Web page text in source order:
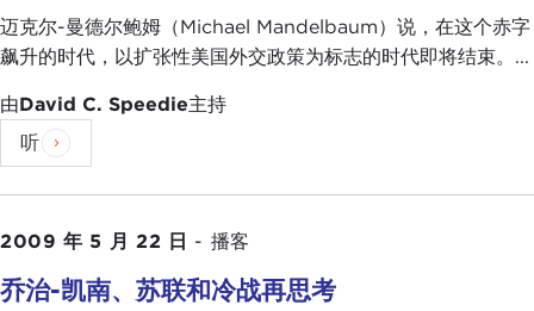
迈克尔-曼德尔鲍姆（Michael Mandelbaum）说，在这个赤字
飙升的时代，以扩张性美国外交政策为标志的时代即将结束。...
由David C. Speedie主持
听
2009 年 5 月 22 日 - 播客
乔治-凯南、苏联和冷战再思考